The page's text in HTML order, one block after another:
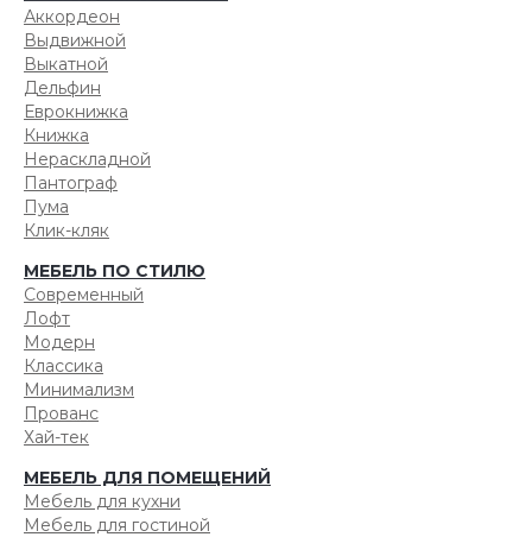
Аккордеон
Выдвижной
Выкатной
Дельфин
Еврокнижка
Книжка
Нераскладной
Пантограф
Пума
Клик-кляк
МЕБЕЛЬ ПО СТИЛЮ
Современный
Лофт
Модерн
Классика
Минимализм
Прованс
Хай-тек
МЕБЕЛЬ ДЛЯ ПОМЕЩЕНИЙ
Мебель для кухни
Мебель для гостиной